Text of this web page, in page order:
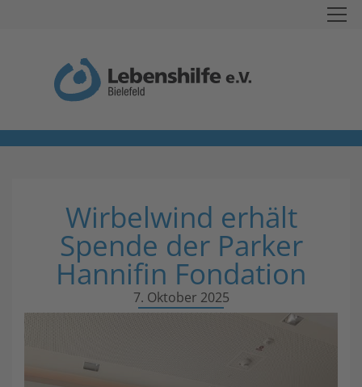
Wirbelwind erhält
Spende der Parker
Hannifin Fondation
7. Oktober 2025